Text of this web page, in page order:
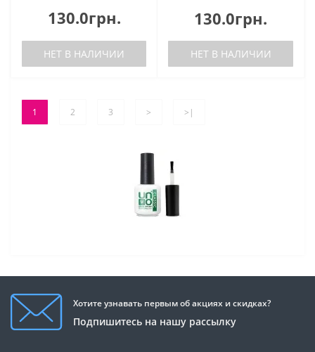
130.0грн.
НЕТ В НАЛИЧИИ
130.0грн.
НЕТ В НАЛИЧИИ
1 2 3 > >|
Хотите узнавать первым об акциях и скидках?
Подпишитесь на нашу рассылку